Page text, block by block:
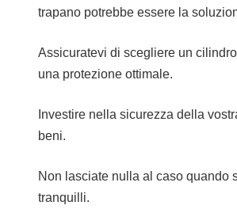
trapano potrebbe essere la
Assicuratevi di scegliere un
una protezione ottimale.
Investire nella sicurezza della
beni.
Non lasciate nulla al caso quando
tranquilli.